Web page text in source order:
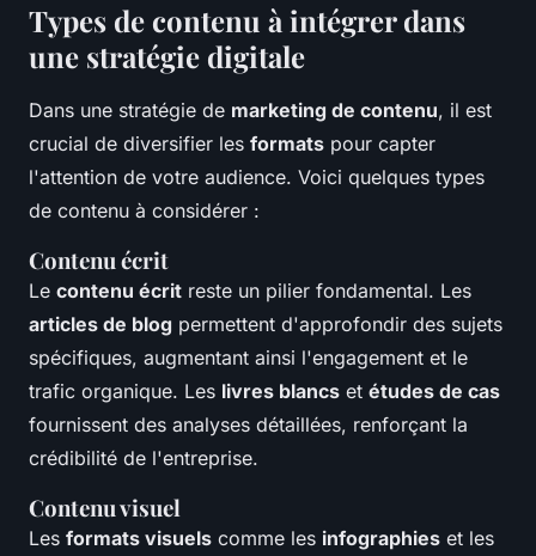
Types de contenu à intégrer dans
une stratégie digitale
Dans une stratégie de marketing de contenu, il est
crucial de diversifier les formats pour capter
l'attention de votre audience. Voici quelques types
de contenu à considérer :
Contenu écrit
Le contenu écrit reste un pilier fondamental. Les
articles de blog permettent d'approfondir des sujets
spécifiques, augmentant ainsi l'engagement et le
trafic organique. Les livres blancs et études de cas
fournissent des analyses détaillées, renforçant la
crédibilité de l'entreprise.
Contenu visuel
Les formats visuels comme les infographies et les